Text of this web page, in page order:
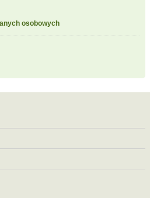
osobowych